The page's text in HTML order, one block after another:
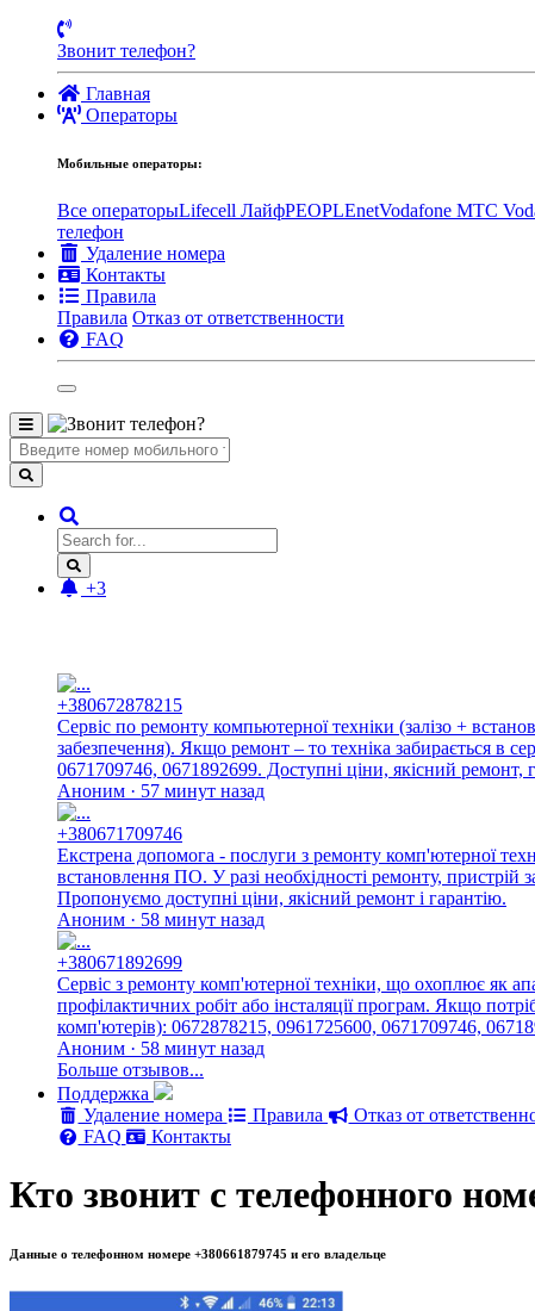
Звонит телефон?
Главная
Операторы
Мобильные операторы:
Все операторыLifecell ЛайфPEOPLEnetVodafone MTC
телефон
Удаление номера
Контакты
Правила
Правила Отказ от ответственности
FAQ
+3
+380672878215
Сервіс по ремонту компьютерної техніки (залізо +
забезпечення). Якщо ремонт – то техніка забирається в
0671709746, 0671892699. Доступні ціни, якісний ремонт,
Аноним · 57 минут назад
+380671709746
Екстрена допомога - послуги з ремонту комп'ютерної
встановлення ПО. У разі необхідності ремонту,
Пропонуємо доступні ціни, якісний ремонт і гарантію.
Аноним · 58 минут назад
+380671892699
Сервіс з ремонту комп'ютерної техніки, що охоплює як
профілактичних робіт або інсталяції програм. Якщо
комп'ютерів): 0672878215, 0961725600, 0671709746,
Аноним · 58 минут назад
Больше отзывов...
Поддержка
Удаление номера
Правила
Отказ от
FAQ
Контакты
Кто звонит с телефонного
Данные о телефонном номере +380661879745 и его владельце